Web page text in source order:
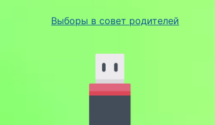
Выборы в совет родителей